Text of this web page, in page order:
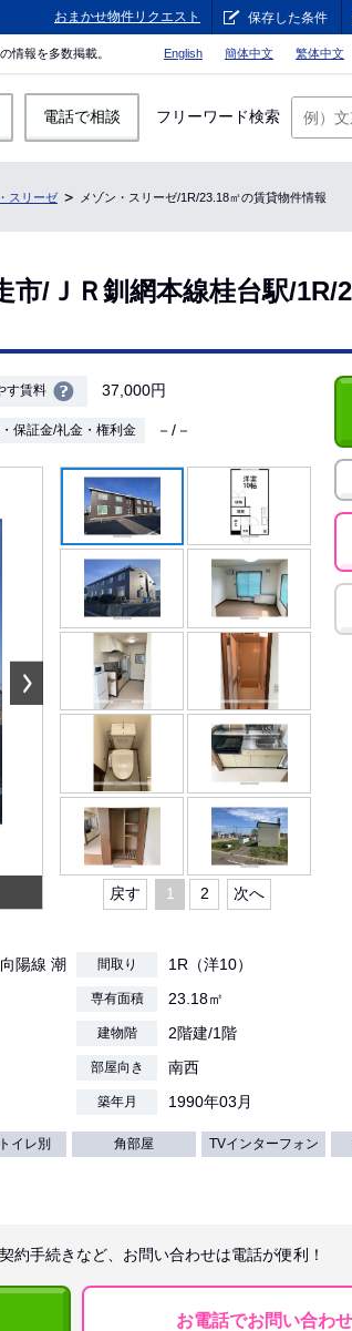
おまかせ物件リクエスト 保存した条件
情報を多数掲載。 English 簡体中文 繁体中文
電話で相談 フリーワード検索
スリーゼ メゾン・スリーゼ/1R/23.18㎡の賃貸物件情報
/ＪＲ釧網本線桂台駅/1R/
す賃料 37,000円
保証金/礼金・権利金 －/－
戻す 1 2 次へ
陽線 潮
間取り 1R（洋10）
専有面積 23.18㎡
建物階 2階建/1階
部屋向き 南西
築年月 1990年03月
イレ別 角部屋 TVインターフォン
約手続きなど、お問い合わせは電話が便利！
お電話でお問い合わ